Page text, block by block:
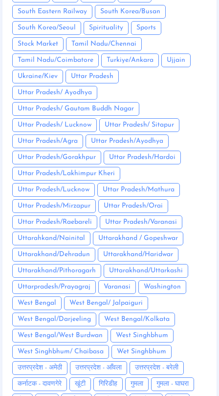
South Eastern Railway South Korea/Busan
South Korea/Seoul Spirituality Sports
Stock Market Tamil Nadu/Chennai
Tamil Nadu/Coimbatore Turkiye/Ankara Ujjain
Ukraine/Kiev Uttar Pradesh
Uttar Pradesh/ Ayodhya
Uttar Pradesh/ Gautam Buddh Nagar
Uttar Pradesh/ Lucknow Uttar Pradesh/ Sitapur
Uttar Pradesh/Agra Uttar Pradesh/Ayodhya
Uttar Pradesh/Gorakhpur Uttar Pradesh/Hardoi
Uttar Pradesh/Lakhimpur Kheri
Uttar Pradesh/Lucknow Uttar Pradesh/Mathura
Uttar Pradesh/Mirzapur Uttar Pradesh/Orai
Uttar Pradesh/Raebareli Uttar Pradesh/Varanasi
Uttarahkand/Nainital Uttarakhand / Gopeshwar
Uttarakhand/Dehradun Uttarakhand/Haridwar
Uttarakhand/Pithoragarh Uttarakhand/Uttarkashi
Uttarpradesh/Prayagraj Varanasi Washington
West Bengal West Bengal/ Jalpaiguri
West Bengal/Darjeeling West Bengal/Kolkata
West Bengal/West Burdwan West Singhbhum
West Singhbhum/ Chaibasa Wet Singhbhum
उत्तरप्रदेश - अमेठी उत्तरप्रदेश - आँवला उत्तरप्रदेश - बरेली
कर्नाटक - दावणगेरे खूंटी गिरिडीह गुमला गुमला - घाघरा